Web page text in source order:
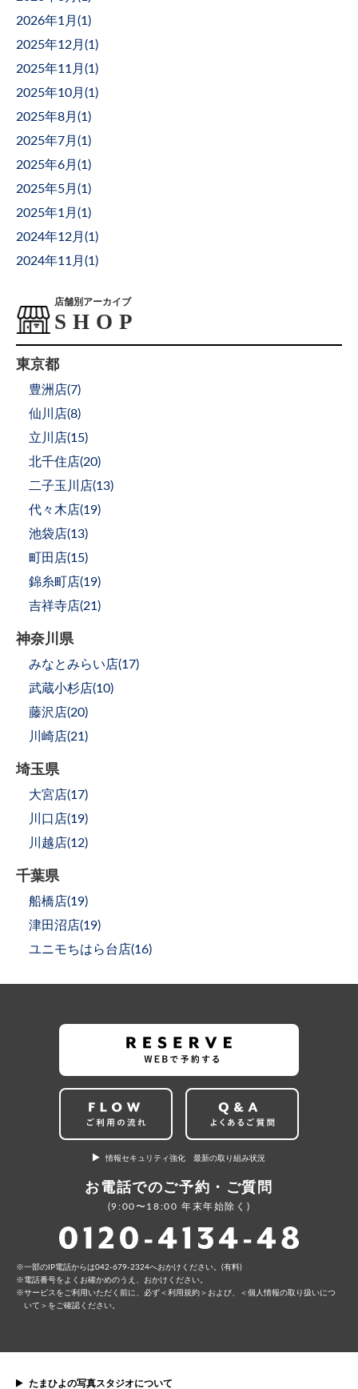
2026年1月(1 )
2025年12月(1 )
2025年11月(1 )
2025年10月(1 )
2025年8月(1 )
2025年7月(1 )
2025年6月(1 )
2025年5月(1 )
2025年1月(1 )
2024年12月(1 )
2024年11月(1 )
店舗別アーカイブ
東京都
豊洲店(7)
仙川店(8)
立川店(15)
北千住店(20)
二子玉川店(13)
代々木店(19)
池袋店(13)
町田店(15)
錦糸町店(19)
吉祥寺店(21 )
神奈川県
みなとみらい店(17)
武蔵小杉店(10)
藤沢店(20)
川崎店(21 )
埼玉県
大宮店(17)
川口店(19)
川越店(12)
千葉県
船橋店(19)
津田沼店(19)
ユニモちはら台店(16)
情報セキュリティ強化 最新の取り組み状況
お電話でのご予約・ご質問
(9:00〜18:00 年末年始除く)
⼀部のIP電話からは042-679-2324へおかけください。(有料)
電話番号をよくお確かめのうえ、おかけください。
サービスをご利⽤いただく前に、必ず ＜利⽤規約＞ および、
＜個⼈情報の取り扱いにつ
いて＞ をご確認ください。
たまひよの写真スタジオについて